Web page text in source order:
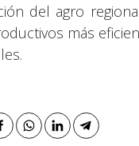
del agro
más